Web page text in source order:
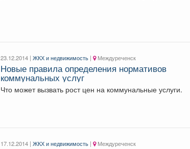
23.12.2014 |ЖКХ и недвижимость | Междуреченск
Новые правила определения нормативов
коммунальных услуг
Что может вызвать рост цен на коммунальные услуги.
17.12.2014 |ЖКХ и недвижимость | Междуреченск